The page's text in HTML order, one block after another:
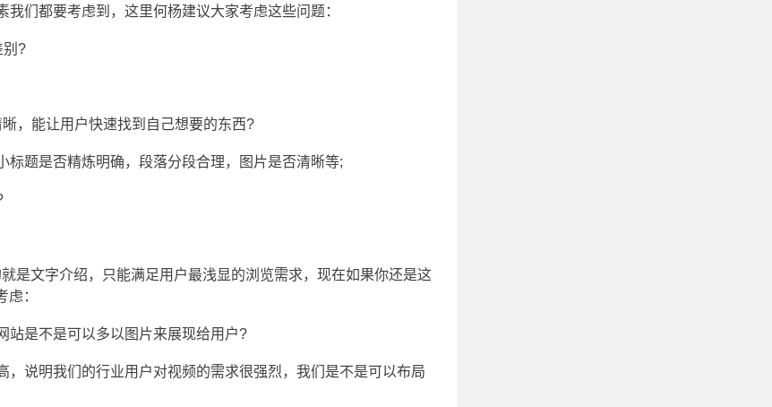
们都要考虑到，这里何杨建议大家考虑这些问题：
别?
，能让用户快速找到自己想要的东西?
题是否精炼明确，段落分段合理，图片是否清晰等;
是文字介绍，只能满足用户最浅显的浏览需求，现在如果你还是这
：
站是不是可以多以图片来展现给用户?
说明我们的行业用户对视频的需求很强烈，我们是不是可以布局